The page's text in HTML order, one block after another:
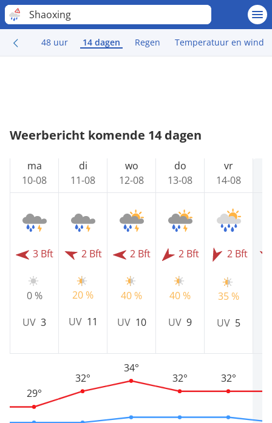
Shaoxing
48 uur 14 dagen Regen Temperatuur en wind
Weerbericht komende 14 dagen
ma
10-08
3 Bft
0 %
UV 3
29°
di
11-08
2 Bft
20 %
UV 11
32°
wo
12-08
2 Bft
40 %
UV 10
34°
do
13-08
2 Bft
40 %
UV 9
32°
vr
14-08
2 Bft
35 %
UV 5
32°